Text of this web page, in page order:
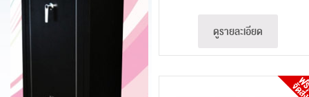
ดูรายละเอียด